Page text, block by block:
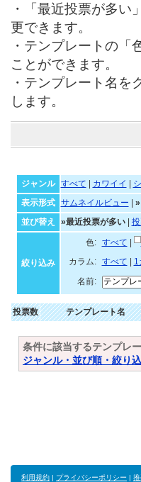
・「最近投票が多
更できます。
・テンプレートの
ことができます。
・テンプレート名
します。
ジャンル すべて カワイイ
表示形式
サムネイルビュー
並び替え
»最近投票が多い|
絞り込み
色: すべて
カラム:
すべて 1
名前:
投票数 テンプレート名
条件に該当するテンプレ
ジャンル・並び順・絞り
利用規約 | プライバシーポリシー |